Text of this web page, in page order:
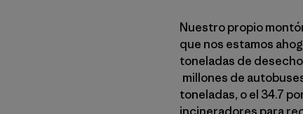
Nuestro propio
que nos estamos
toneladas de
millones de
toneladas, o el 34.7